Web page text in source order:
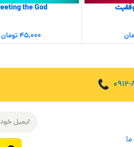
the God
۴۵,۰۰۰تومان